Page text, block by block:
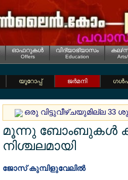
ഓഫറുകള്‍
Offers
വിദ്യാഭ്യാസം
Education
കല/
യൂറോപ്പ് ജര്‍മനി
ഒരു വിട്ടുവീഴ്ചയുമില്ല
മൂന്നു ബോംബുകള്‍
നിശ്ചലമായി
ജോസ് കുമ്പിളുവേലില്‍